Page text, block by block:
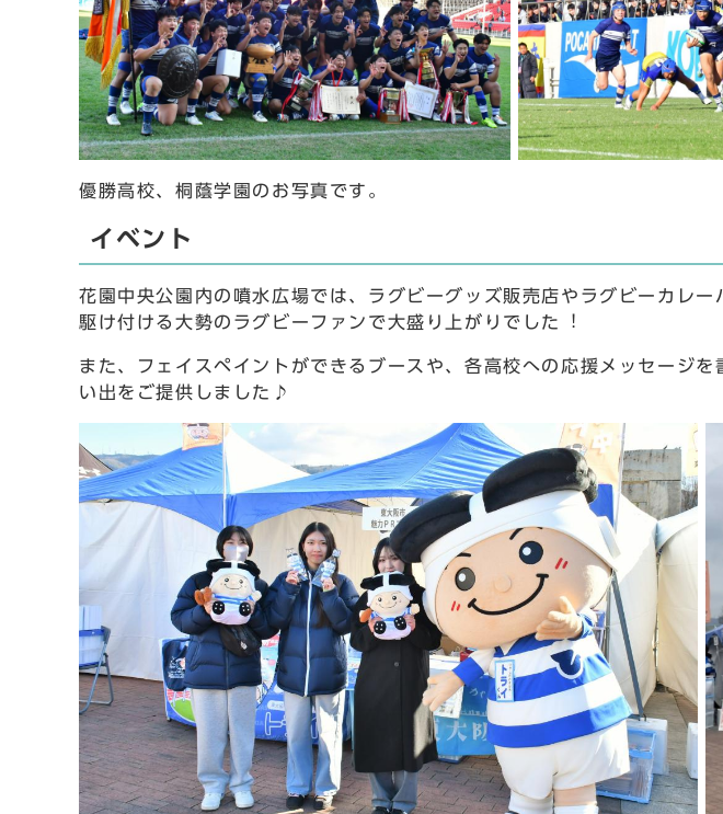
優勝⾼校、桐蔭学園のお写真です。
イベント
花園中央公園内の噴⽔広場では、ラグビーグッズ販売店やラグビーカレ
駆け付ける⼤勢のラグビーファンで大盛り上がりでした︕
また、フェイスペイントができるブースや、各高校への応援メッセージ
い出をご提供しました♪